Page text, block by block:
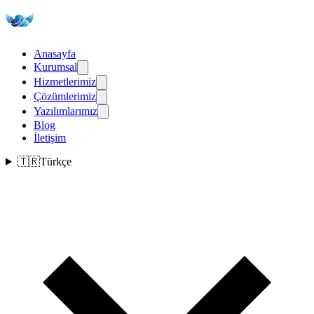
Anasayfa
Kurumsal
Hizmetlerimiz
Çözümlerimiz
Yazılımlarımız
Blog
İletişim
🇹🇷Türkçe